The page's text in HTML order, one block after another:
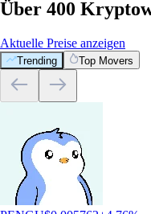
Über 400
Aktuelle Preise anzeigen
Trending Top Movers